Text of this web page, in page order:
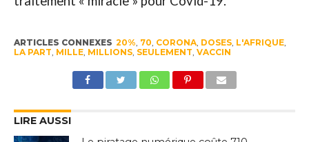
ARTICLES CONNEXES 20% 70 CORONA, DOSES, L'AFRIQUE,
LA PART MILLE, MILLIONS, SEULEMENT VACCIN
LIRE AUSSI